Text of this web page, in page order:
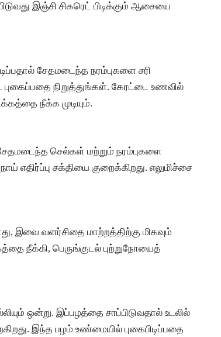
இஞ்சி சிகரெட் பிடிக்கும் ஆசையை
சேதமடைந்த நரம்புகளை சரி
புகைப்பதை நிறுத்துங்கள். கேரட்டை உணவில்
நீக்க முடியும்.
சேதமடைந்த செல்கள் மற்றும் நரம்புகளை
எதிர்ப்பு சக்தியை குறைக்கிறது. எலுமிச்சை
இவை வளர்சிதை மாற்றத்திற்கு மிகவும்
நீக்கி, பெருங்குடல் புற்றுநோயைத்
ஒன்று. இப்பழத்தை சாப்பிடுவதால் உடலில்
இந்த பழம் உண்மையில் புகைபிடிப்பதை